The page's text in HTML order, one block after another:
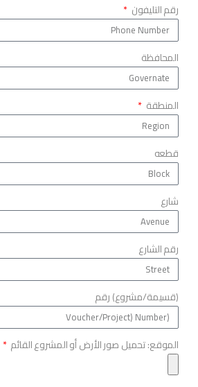
رقم التليفون
المحافظة
المنطقة
قطعه
شارع
رقم الشارع
(قسيمة/مشروع) رقم
الموقع: تحميل صور الأرض أو المشروع القائم